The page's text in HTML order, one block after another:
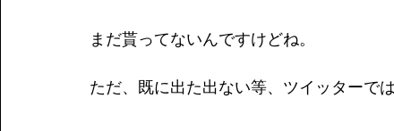
まだ貰ってないんですけどね。
ただ、既に出た出ない等、ツイッターで